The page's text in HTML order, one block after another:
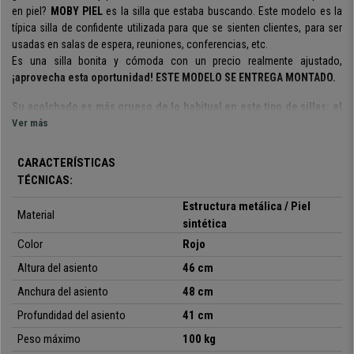
en piel? MOBY PIEL es la silla que estaba buscando. Este modelo es la
típica silla de confidente utilizada para que se sienten clientes, para ser
usadas en salas de espera, reuniones, conferencias, etc.
Es una silla bonita y cómoda con un precio realmente ajustado,
¡aprovecha esta oportunidad! ESTE MODELO SE ENTREGA MONTADO.
Su acolchado es más grueso de lo habitual en este tipo de sillas: el
asiento y el respaldo es muy cómodo
Esta tapizada enpiel sintética de gran calidad y fácil limpieza
disponible en varios colores
Estamos antes una silla muy robusta y estable, ya que su estructura está
construida en marco de acero con 4
patas en color negro.
reuniones, con clientes, en salas de espera, recepciones de oficinas,
conferencias o eventos, etc.
Prácticidad y calidad a un precio
Ver más
CARACTERÍSTICAS
TÉCNICAS:
Material
Estructura metálica / Piel
sintética
Color
Rojo
Altura del asiento
46 cm
Anchura del asiento
48 cm
Profundidad del asiento
41 cm
Peso máximo
100 kg